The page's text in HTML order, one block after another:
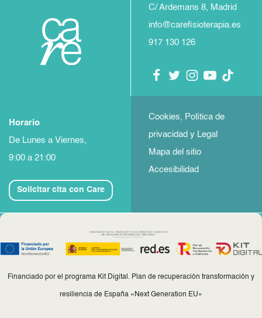
C/ Ardemans 8, Madrid
info@carefisioterapia.es
917 130 126
Horario
De Lunes a Viernes,
9:00 a 21:00
Solicitar cita con Care
Cookies, Política de
privacidad y Legal
Mapa del sitio
Accesibilidad
Financiado por el programa Kit Digital. Plan de recuperación transformación y
resiliencia de España «Next Generation EU»